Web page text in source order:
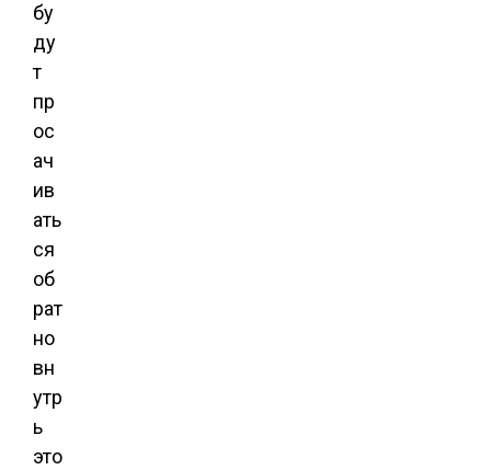
бу
ду
т
пр
ос
ач
ив
ать
ся
об
рат
но
вн
утр
ь
это